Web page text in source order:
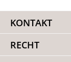
KONTAKT
RECHT